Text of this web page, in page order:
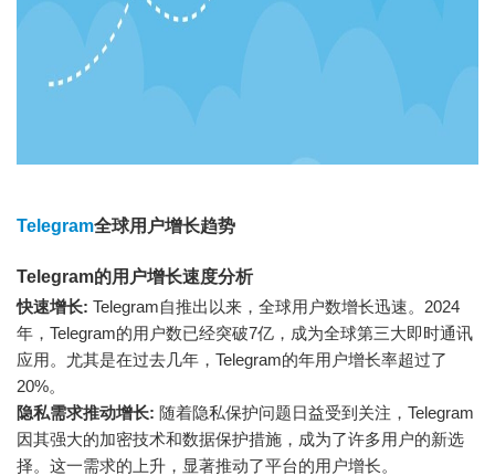
Telegram全球用户增长趋势
Telegram的用户增长速度分析
快速增长: Telegram自推出以来，全球用户数增长迅速。2024
年，Telegram的用户数已经突破7亿，成为全球第三大即时通讯
应用。尤其是在过去几年，Telegram的年用户增长率超过了
20%。
隐私需求推动增长: 随着隐私保护问题日益受到关注，Telegram
因其强大的加密技术和数据保护措施，成为了许多用户的新选
择。这一需求的上升，显著推动了平台的用户增长。